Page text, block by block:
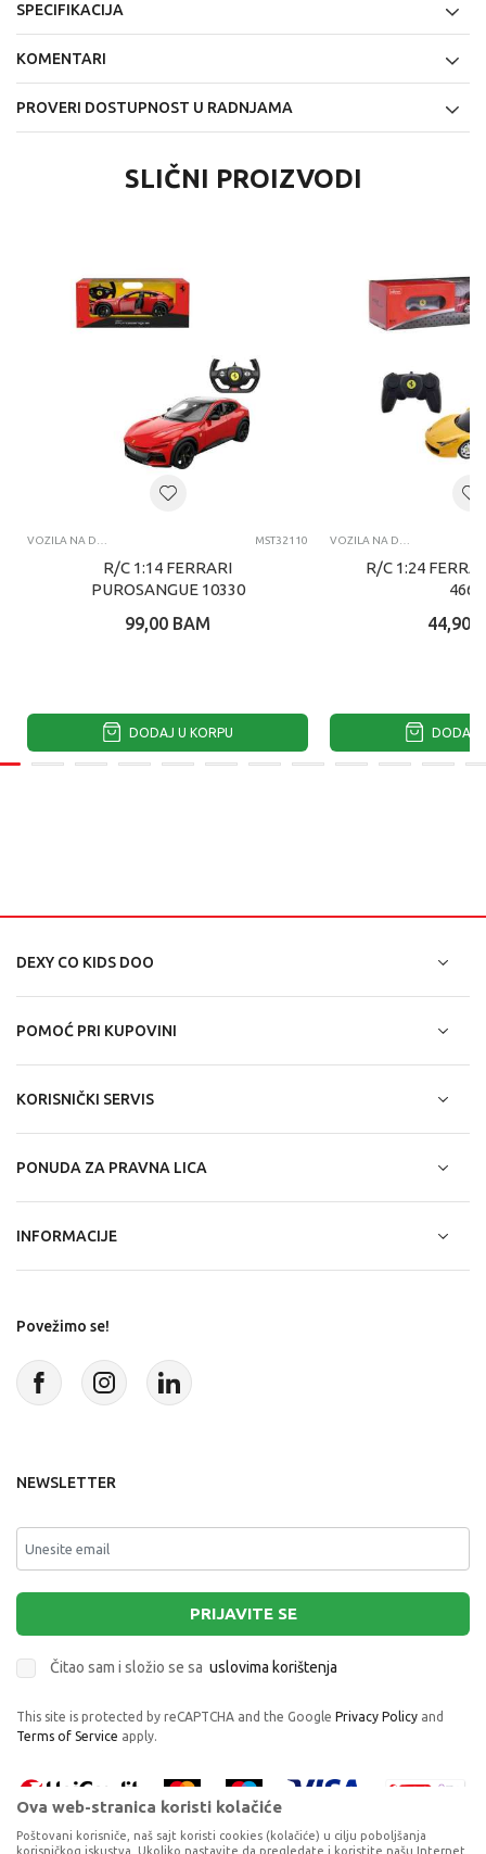
SPECIFIKACIJA
KOMENTARI
PROVERI DOSTUPNOST U RADNJAMA
SLIČNI PROIZVODI
VOZILA NA DALJINSKI MST32110
R/C 1:14 FERRARI
PUROSANGUE 10330
99,00 BAM
DODAJ U KORPU
VOZILA NA DALJINSKI
R/C 1:24
44,90
DODAJ
DEXY CO KIDS DOO
POMOĆ PRI KUPOVINI
KORISNIČKI SERVIS
PONUDA ZA PRAVNA LICA
INFORMACIJE
Povežimo se!
NEWSLETTER
PRIJAVITE SE
Čitao sam i složio se sa uslovima korištenja
This site is protected by reCAPTCHA and the Google Privacy Policy and
Terms of Service apply.
Ova web-stranica koristi kolačiće
Poštovani korisniče, naš sajt koristi cookies (kolačiće) u cilju poboljšanja
korisničkog iskustva. Ukoliko nastavite da pregledate i koristite našu Internet